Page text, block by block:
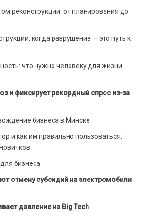
реконструкции: от планирования до
когда разрушение — это путь к
что нужно человеку для жизни
и фиксирует рекордный спрос из-за
бизнеса в Минске
и как им правильно пользоваться:
бизнеса
отмену субсидий на электромобили
давление на Big Tech